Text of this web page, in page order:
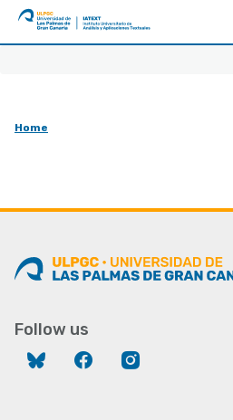
ULPGC
de
Home
Follow us
Bluesky Facebook